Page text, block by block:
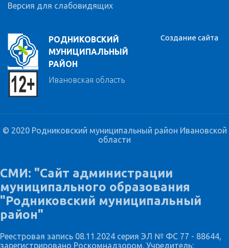
РОДНИКОВСКИЙ
МУНИЦИПАЛЬНЫЙ
РАЙОН
Ивановская область
Версия для слабовидящих
Создание сайта
© 2020 Родниковский муниципальный район Ивановской
области
СМИ: "Сайт администрации
муниципального образования
"Родниковский муниципальный
район"
Реестровая запись 08.11.2024 серия ЭЛ № ФС 77 - 88644,
зарегистрировано Роскомнадзором. Учредитель: